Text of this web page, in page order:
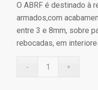
O ABRF é destinado à
armados,com
entre 3 e 8mm, sobre
rebocadas, em